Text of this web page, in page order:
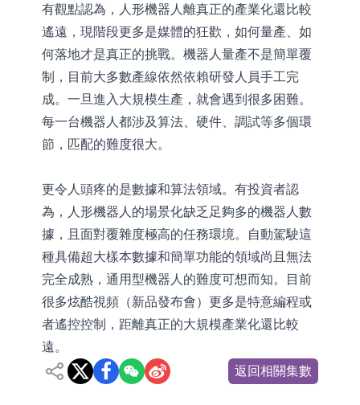
有觀點認為，人形機器人離真正的產業化還比較
遙遠，現階段更多是媒體的狂歡，如何量產、如
何落地才是真正的挑戰。機器人量產不是簡單覆
制，目前大多數產線依然依賴研發人員手工完
成。一旦進入大規模生產，就會遇到很多困難。
每一台機器人都涉及算法、硬件、調試等多個環
節，匹配的難度很大。
更令人頭疼的是數據和算法領域。有投資者認
為，人形機器人的場景化缺乏足夠多的機器人數
據，且面對覆雜度極高的任務環境。自動駕駛這
種具備超大樣本數據和簡單功能的領域尚且無法
完全成熟，通用型機器人的難度可想而知。目前
很多炫酷視頻（新品發布會）更多是特意編程或
者遙控控制，距離真正的大規模產業化還比較
遠。
返回相關集數